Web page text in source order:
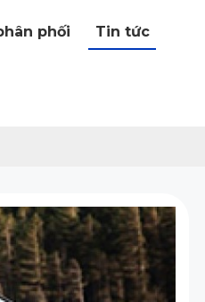
phối Tin tức